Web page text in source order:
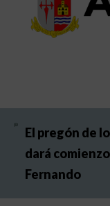
El pregón de
dará
Fernando